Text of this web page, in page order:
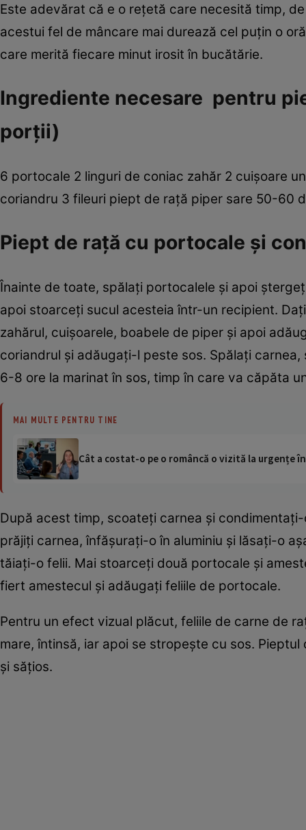
Este adevărat că e o reţetă care necesită timp,
acestui fel de mâncare mai durează cel puţin o
care merită fiecare minut irosit în bucătărie.
Ingrediente necesare pentru
porţii)
6 portocale 2 linguri de coniac zahăr 2 cuişoare
coriandru 3 fileuri piept de raţă piper sare 50-60
Piept de raţă cu portocale şi
Înainte de toate, spălaţi portocalele şi apoi
apoi stoarceţi sucul acesteia într-un recipient.
zahărul, cuişoarele, boabele de piper şi apoi
coriandrul şi adăugaţi-l peste sos. Spălaţi
6-8 ore la marinat în sos, timp în care va căpăta
MAI MULTE PENTRU TINE
Cât a costat-o pe o româncă o vizită la urgențe
După acest timp, scoateţi carnea şi
prăjiţi carnea, înfăşuraţi-o în aluminiu şi lăsaţi-o
tăiaţi-o felii. Mai stoarceţi două portocale şi
fiert amestecul şi adăugaţi feliile de portocale.
Pentru un efect vizual plăcut, feliile de carne de
mare, întinsă, iar apoi se stropeşte cu sos.
şi săţios.